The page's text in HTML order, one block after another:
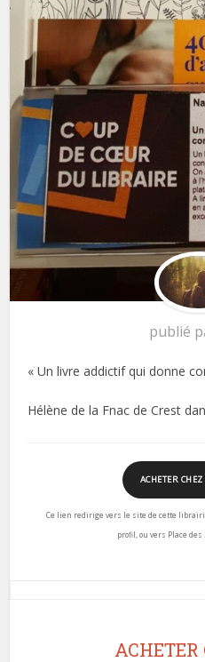
publié
«Un livre addictif qui donne
Hélène de la Fnac de Crest
ACHETER
Ce lien redirige vers le site de cette
profil, ou vers Place
ACHETER